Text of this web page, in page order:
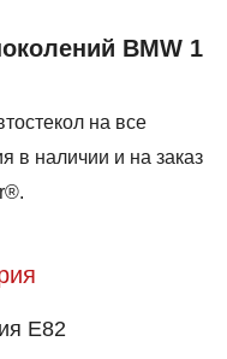
BMW 1
на все
в наличии и на заказ
E82